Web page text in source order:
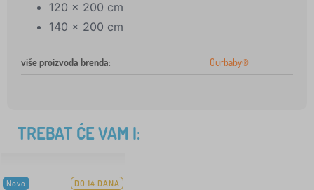
120 x 200 cm
140 x 200 cm
više proizvoda brenda: Ourbaby®
TREBAT ĆE VAM I:
Novo DO 14 DANA